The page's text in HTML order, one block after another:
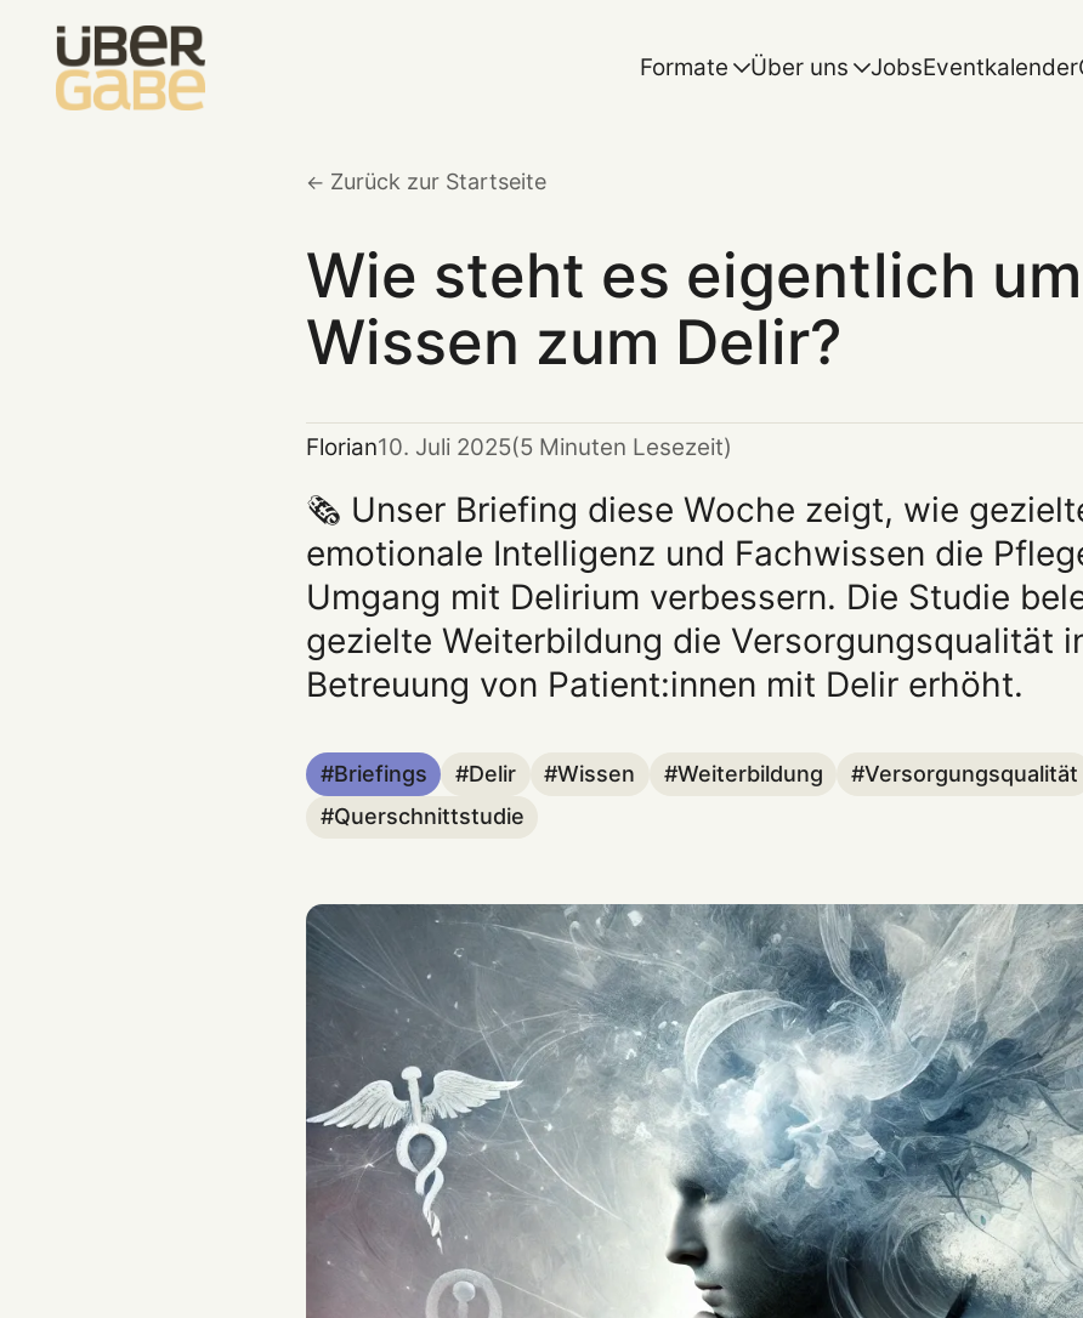
Formate Über uns JobsEventkalender
Zurück zur Startseite
Wie steht es eigentlich
Wissen zum Delir?
Florian10. Juli 2025(5 Minuten Lesezeit)
🗞️ Unser Briefing diese Woche zeigt, wie
emotionale Intelligenz und Fachwissen die
Umgang mit Delirium verbessern. Die Studie
gezielte Weiterbildung die Versorgungsqualität
Betreuung von Patient:innen mit Delir erhöht.
Briefings Delir Wissen Weiterbildung
Versorgungsqualität
Querschnittstudie